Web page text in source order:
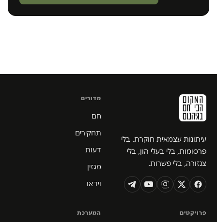
עיתונות עצמאית חוקרת. בלי
פרסומות, בלי בעלי הון, בלי
צנזורה, בלי פשרות.
מדורים
חם
תחקירים
דעות
מגזין
וידאו
פרויקטים המערכת